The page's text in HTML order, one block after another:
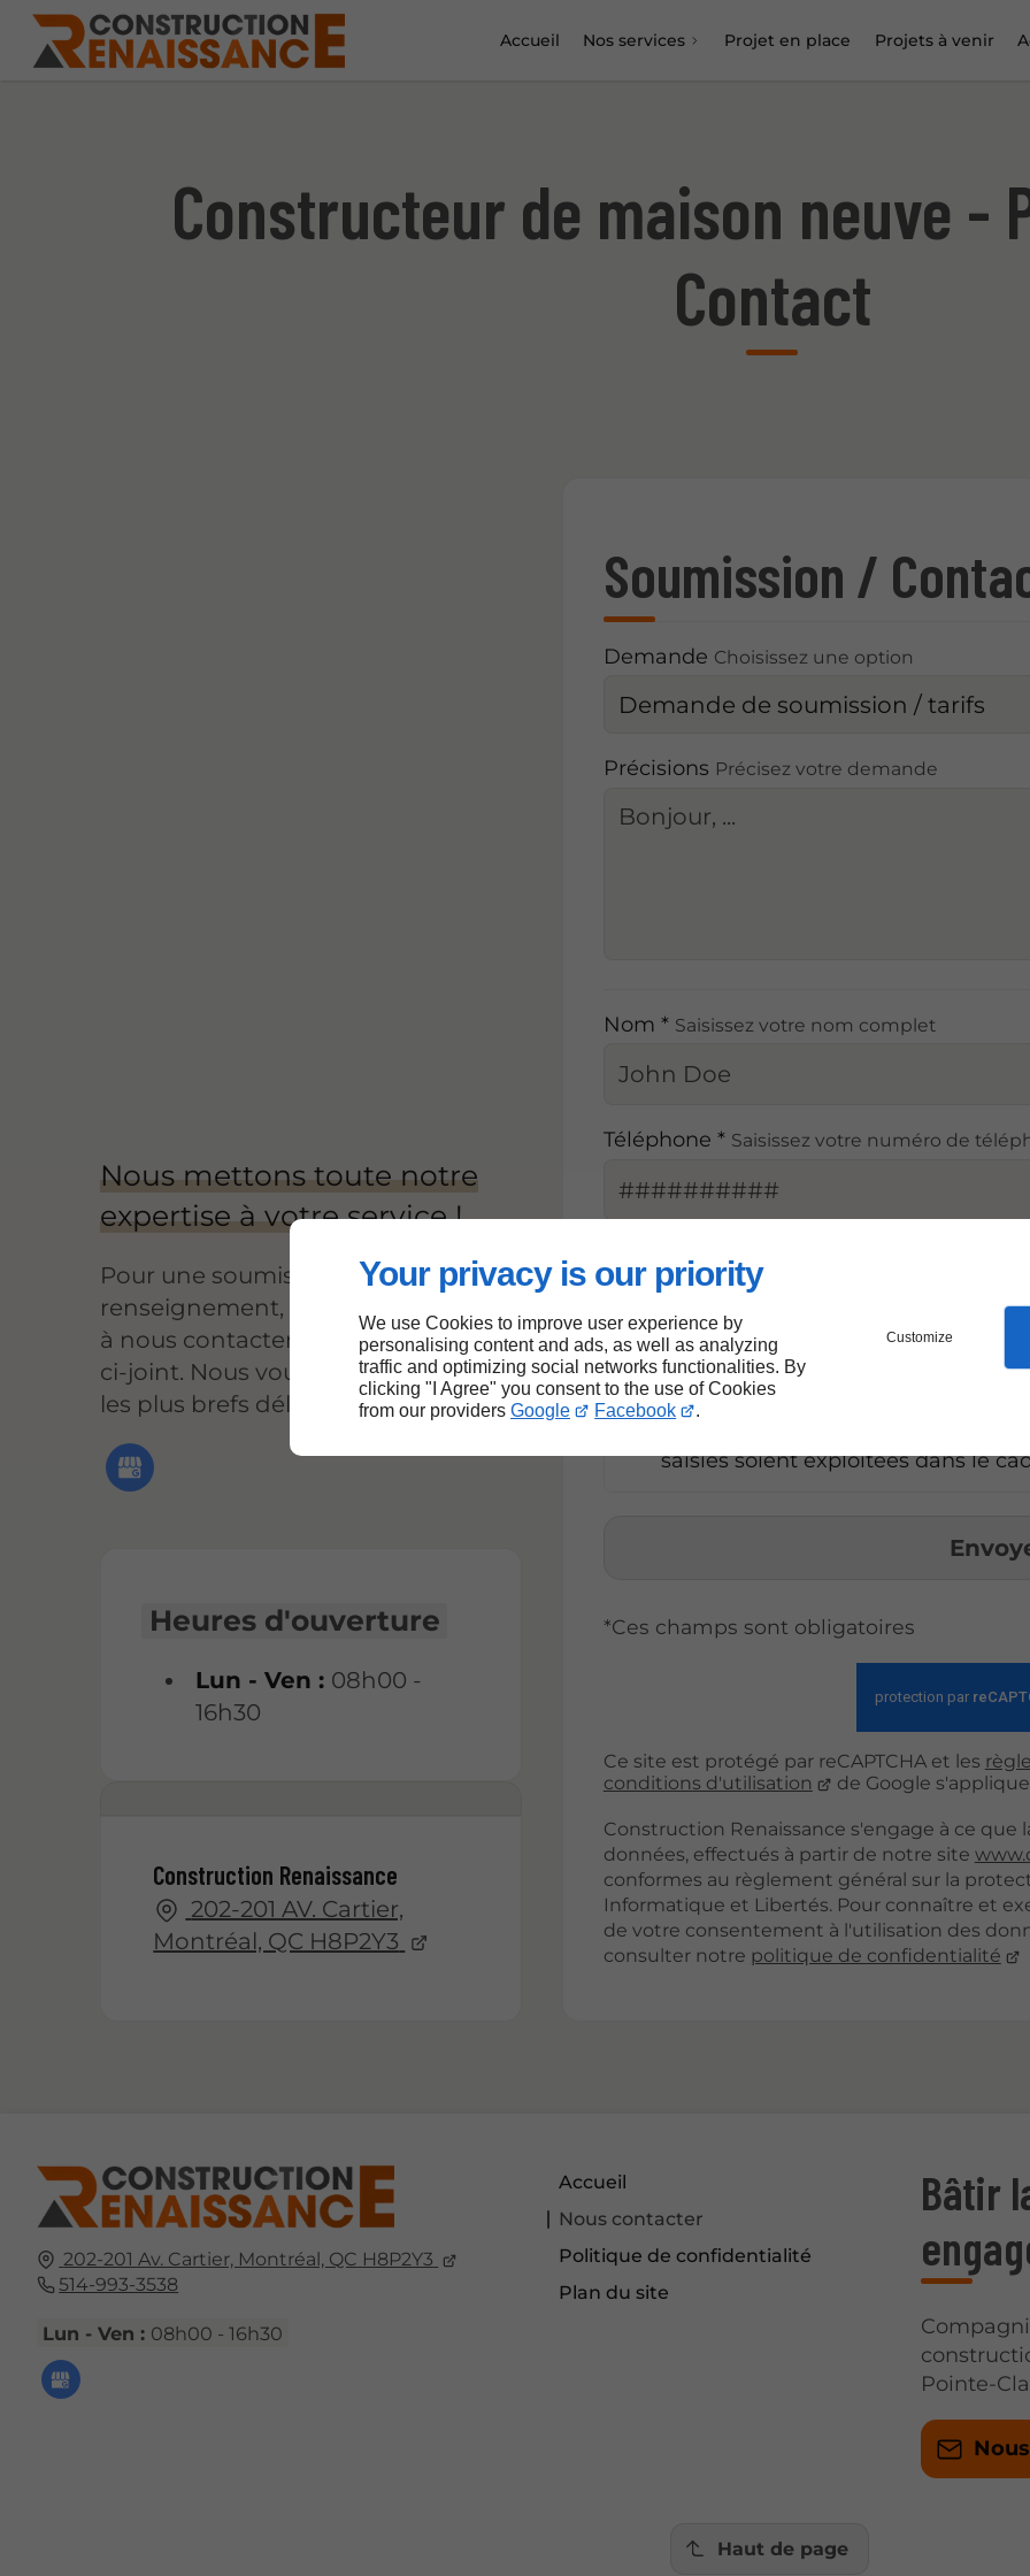
Your privacy is our priority
We use Cookies to improve user experience by
personalising content and ads, as well as analyzing
traffic and optimizing social networks functionalities. By
clicking "I Agree" you consent to the use of Cookies
from our providers Google Facebook .
Customize
Accueil Nos services Projet en place Projets à venir
Constructeur de maison neuve -
Contact
Nous mettons toute notre
expertise à votre service !
Pour une soumission, un prix ou un
renseignement, nous vous invitons
à nous contacter par le formulaire
ci-joint. Nous vous répondrons dans
les plus brefs délais.
Heures d'ouverture
Lun - Ven : 08h00 -
16h30
Construction Renaissance
202-201 AV. Cartier,
Montréal, QC H8P2Y3
Soumission /
Demande Choisissez une option
Précisions Précisez votre demande
Nom * Saisissez votre nom complet
Téléphone * Saisissez votre numéro de
Courriel * Saisissez votre adresse courriel
saisies soient exploitées dans le
*Ces champs sont obligatoires
Ce site est protégé par reCAPTCHA et les
conditions d'utilisation
de Google
Construction Renaissance s'engage à ce
données, effectués à partir de notre site
conformes au règlement général sur la
Informatique et Libertés. Pour connaître et
de votre consentement à l'utilisation des
consulter notre politique de confidentialité
202-201 Av. Cartier, Montréal, QC H8P2Y3
514-993-3538
Lun - Ven : 08h00 - 16h30
Accueil
Nous contacter
Politique de confidentialité
Plan du site
Bâtir
Pointe-
Haut de page